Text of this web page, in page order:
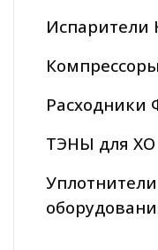
Испарители
Компрессоры
Расходники
ТЭНЫ для ХО